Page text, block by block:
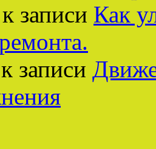
к записи Как
к записи